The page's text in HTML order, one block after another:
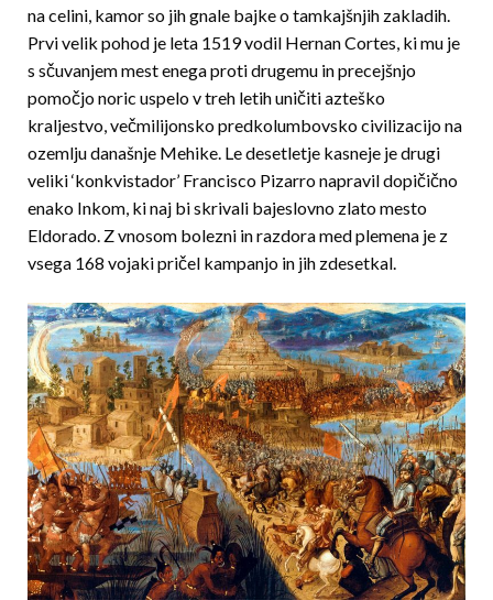
na celini, kamor so jih gnale bajke o tamkajšnjih zakladih.
Prvi velik pohod je leta 1519 vodil Hernan Cortes, ki mu je
s sčuvanjem mest enega proti drugemu in precejšnjo
pomočjo noric uspelo v treh letih uničiti azteško
kraljestvo, večmilijonsko predkolumbovsko civilizacijo na
ozemlju današnje Mehike. Le desetletje kasneje je drugi
veliki ‘konkvistador’ Francisco Pizarro napravil dopičično
enako Inkom, ki naj bi skrivali bajeslovno zlato mesto
Eldorado. Z vnosom bolezni in razdora med plemena je z
vsega 168 vojaki pričel kampanjo in jih zdesetkal.